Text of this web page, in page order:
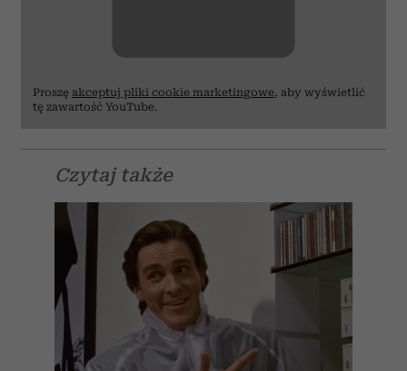
Proszę akceptuj pliki cookie marketingowe, aby wyświetlić
tę zawartość YouTube.
Czytaj także